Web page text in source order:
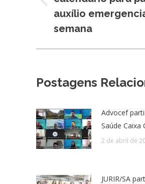
Post
anterior:
auxílio
semana
Postagens
Advocef
Saúde Caixa
2 de abril de
JURIR/SA